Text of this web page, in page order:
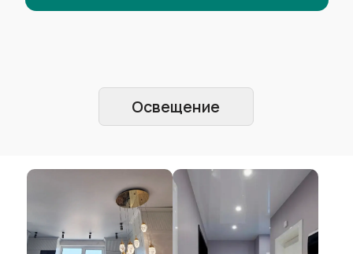
Экологически чистое полотно
+
Производитель: Германия
Толщина полотна:
0.35-0.39 мм
Ширина полотна:
до 5 м
Ширина полотна:
до 5 м